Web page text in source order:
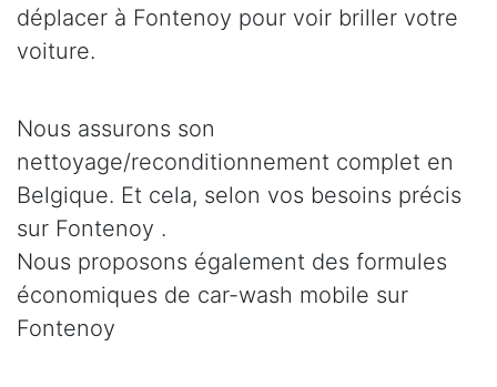
déplacer à Fontenoy pour voir briller votre
voiture.
Nous assurons son
nettoyage/reconditionnement complet en
Belgique. Et cela, selon vos besoins précis
sur Fontenoy .
Nous proposons également des formules
économiques de car-wash mobile sur
Fontenoy